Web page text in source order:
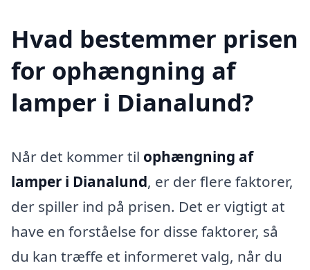
Hvad bestemmer prisen
for ophængning af
lamper i Dianalund?
Når det kommer til ophængning af
lamper i Dianalund, er der flere faktorer,
der spiller ind på prisen. Det er vigtigt at
have en forståelse for disse faktorer, så
du kan træffe et informeret valg, når du